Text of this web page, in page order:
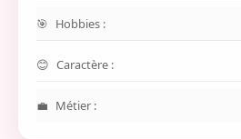
Hobbies :
Caractère :
Métier :